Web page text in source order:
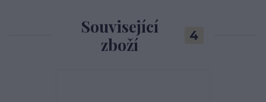
Související
zboží
4